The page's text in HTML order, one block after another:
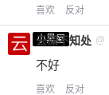
喜欢 反对
小黑屋
云深不知处 @
不好
喜欢 反对